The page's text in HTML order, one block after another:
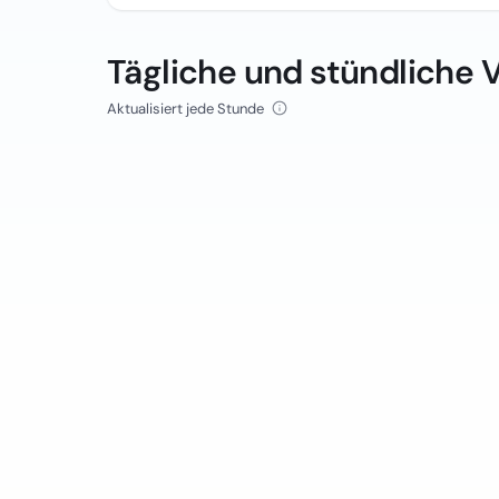
Tägliche und stündliche
Aktualisiert jede Stunde